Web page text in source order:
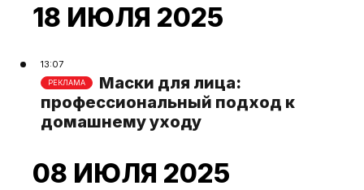
18 ИЮЛЯ 2025
13:07
РЕКЛАМА
Маски для лица:
профессиональный подход к
домашнему уходу
08 ИЮЛЯ 2025